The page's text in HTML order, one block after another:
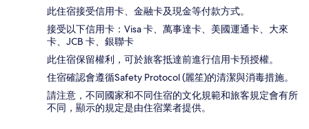
此住宿接受信用卡、金融卡及現金等付款方式。
接受以下信用卡：Visa 卡、萬事達卡、美國運通卡、大來
卡、JCB 卡、銀聯卡
此住宿保留權利，可於旅客抵達前進行信用卡預授權。
住宿確認會遵循Safety Protocol (麗笙)的清潔與消毒措施。
請注意，不同國家和不同住宿的文化規範和旅客規定會有所
不同，顯示的規定是由住宿業者提供。